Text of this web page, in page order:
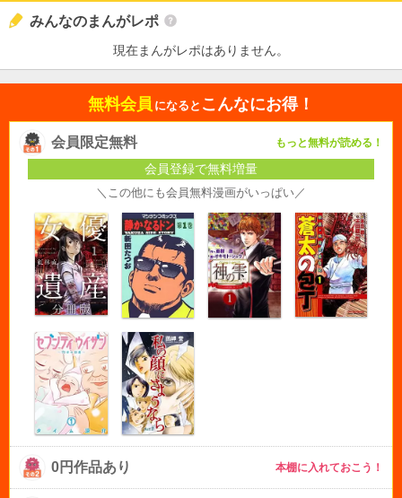
みんなのまんがレポ
現在まんがレポはありません。
無料会員 になると こんなにお得！
会員限定無料 もっと無料が読める！
会員登録で無料増量
＼この他にも会員無料漫画がいっぱい／
0円作品あり 本棚に入れておこう！